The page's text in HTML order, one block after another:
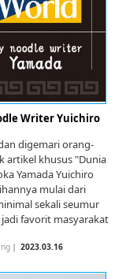
Writer Yuichiro
digemari orang-
artikel khusus "Dunia
Yamada Yuichiro
mulai dari
sekali seumur
favorit masyarakat
｜ 2023.03.16